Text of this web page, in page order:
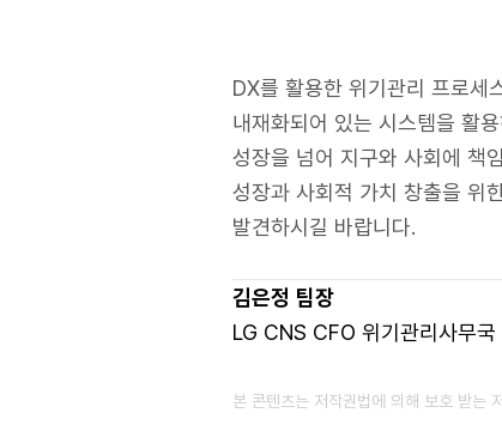
DX를 활용한 위기관리 프로세
내재화되어 있는 시스템을 활
성장을 넘어 지구와 사회에 책
성장과 사회적 가치 창출을 위
발견하시길 바랍니다.
김은정 팀장
LG CNS CFO 위기관리사무국
본 콘텐츠는 저작권법에 의해 보호 받는